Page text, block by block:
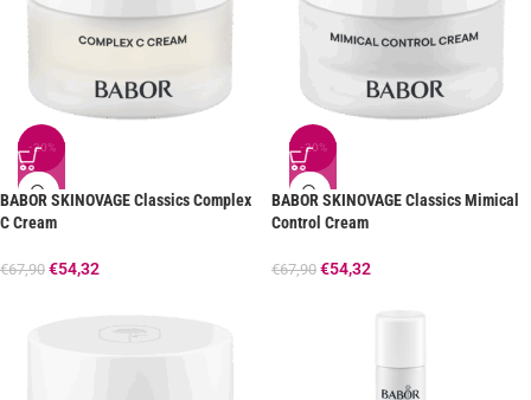
-20%
BABOR SKINOVAGE Classics Complex
C Cream
€67,90 €54,32
-20%
BABOR SKINOVAGE Classics Mimical
Control Cream
€67,90 €54,32